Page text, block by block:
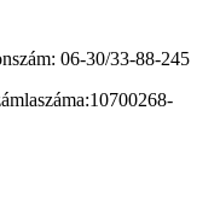
06-30/33-88-245